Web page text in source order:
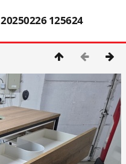
20250226 125624